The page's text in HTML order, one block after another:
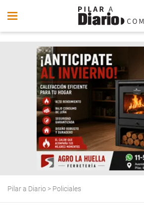
Pilar a Diario > Policiales